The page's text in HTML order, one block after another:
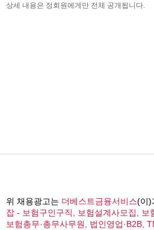
상세 내용은 정회원에게만 전체 공개됩니다.
위 채용광고는 더베스트금융서비스(이)
잡 - 보험구인구직, 보험설계사모집, 보
보험총무·총무사무원, 법인영업·B2B,